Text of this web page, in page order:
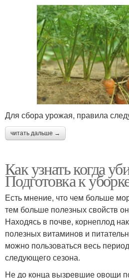
Для сбора урожая, правила
читать дальше →
Как узнать когда
Подготовка к
Есть мнение, что чем больше
тем больше полезных свойств
Находясь в почве, корнеплод
полезных витаминов и
можно пользоваться весь
следующего сезона.
Не до конца вызревшие овощи